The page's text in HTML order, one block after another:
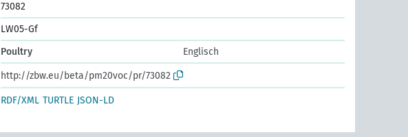
73082
LW05-Gf
Poultry
Englisch
http://zbw.eu/beta/pm20voc/pr/73082
RDF/XML TURTLE JSON-LD